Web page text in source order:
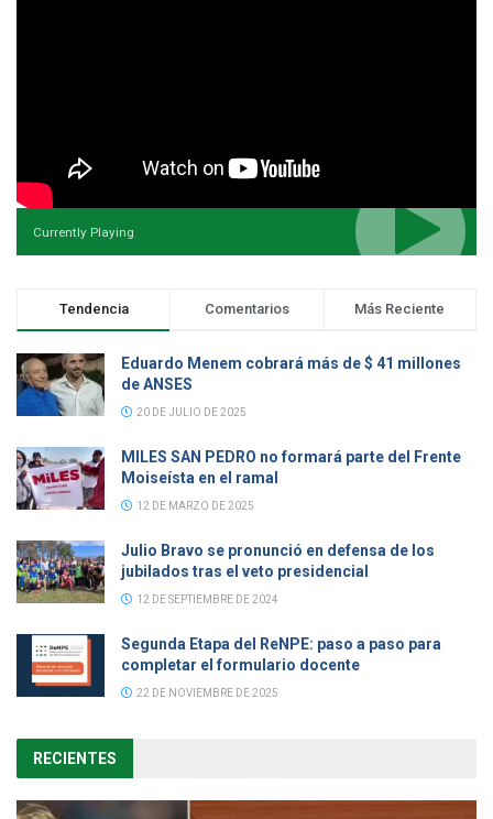
Currently Playing
Tendencia Comentarios Más Reciente
Eduardo Menem cobrará más de $ 41 millones
de ANSES
20 DE JULIO DE 2025
MILES SAN PEDRO no formará parte del Frente
Moiseísta en el ramal
12 DE MARZO DE 2025
Julio Bravo se pronunció en defensa de los
jubilados tras el veto presidencial
12 DE SEPTIEMBRE DE 2024
Segunda Etapa del ReNPE: paso a paso para
completar el formulario docente
22 DE NOVIEMBRE DE 2025
RECIENTES